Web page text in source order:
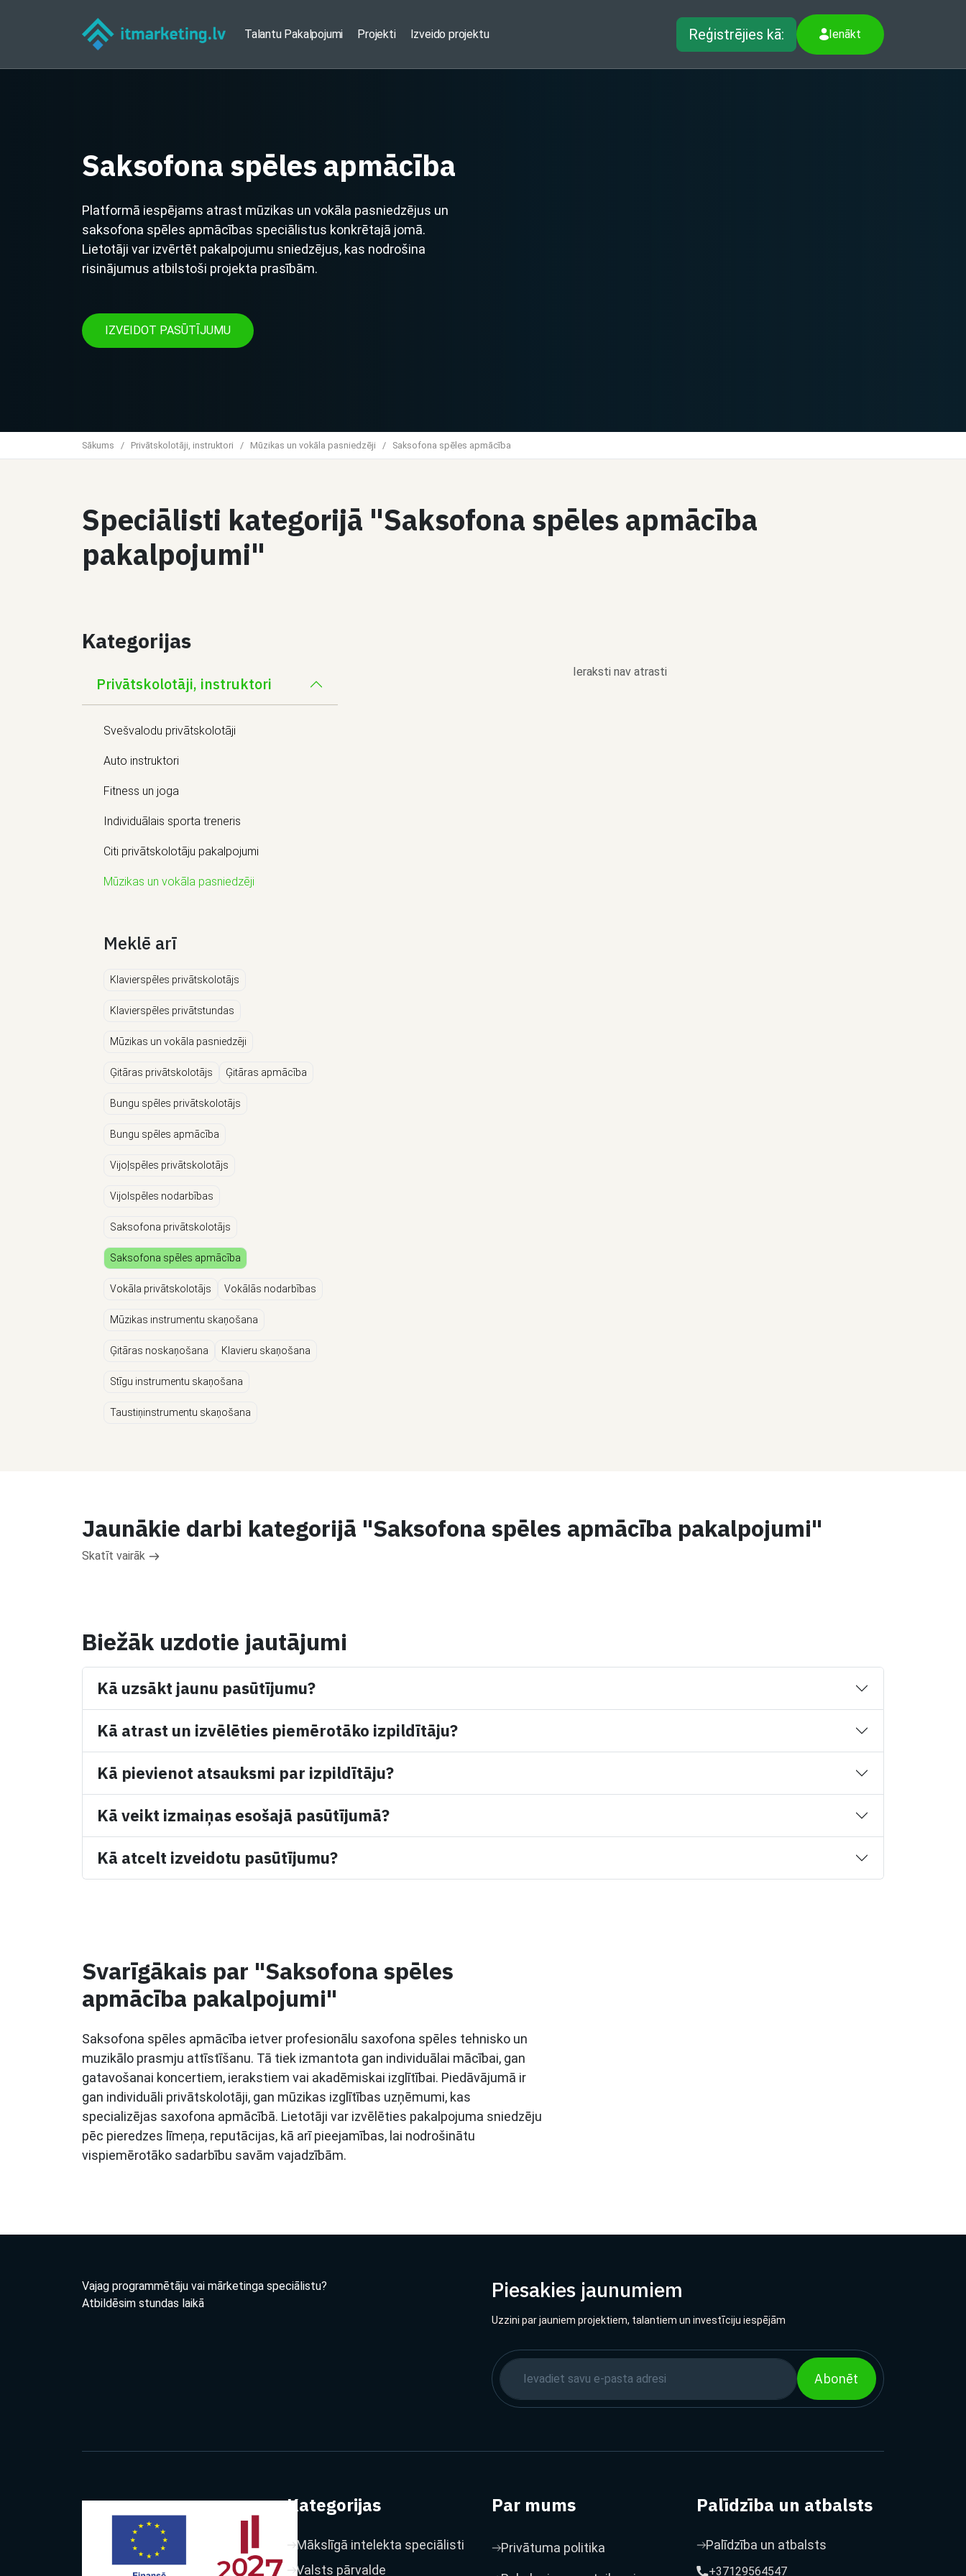
Talantu Pakalpojumi Projekti Izveido projektu Reģistrējies kā: Ienākt
Saksofona spēles apmācība
Platformā iespējams atrast mūzikas un vokāla pasniedzējus un
saksofona spēles apmācības speciālistus konkrētajā jomā.
Lietotāji var izvērtēt pakalpojumu sniedzējus, kas nodrošina
risinājumus atbilstoši projekta prasībām.
IZVEIDOT PASŪTĪJUMU
Sākums / Privātskolotāji, instruktori / Mūzikas un vokāla pasniedzēji / Saksofona spēles apmācība
Speciālisti kategorijā "Saksofona spēles apmācība
pakalpojumi"
Kategorijas
Privātskolotāji, instruktori
Svešvalodu privātskolotāji
Auto instruktori
Fitness un joga
Individuālais sporta treneris
Citi privātskolotāju pakalpojumi
Mūzikas un vokāla pasniedzēji
Meklē arī
Klavierspēles privātskolotājs
Klavierspēles privātstundas
Mūzikas un vokāla pasniedzēji
Ģitāras privātskolotājs Ģitāras apmācība
Bungu spēles privātskolotājs
Bungu spēles apmācība
Vijoļspēles privātskolotājs
Vijolspēles nodarbības
Saksofona privātskolotājs
Saksofona spēles apmācība
Vokāla privātskolotājs Vokālās nodarbības
Mūzikas instrumentu skaņošana
Ģitāras noskaņošana Klavieru skaņošana
Stīgu instrumentu skaņošana
Taustiņinstrumentu skaņošana
Ieraksti nav atrasti
Jaunākie darbi kategorijā "Saksofona spēles apmācība pakalpojumi"
Skatīt vairāk
Biežāk uzdotie jautājumi
Kā uzsākt jaunu pasūtījumu?
Kā atrast un izvēlēties piemērotāko izpildītāju?
Kā pievienot atsauksmi par izpildītāju?
Kā veikt izmaiņas esošajā pasūtījumā?
Kā atcelt izveidotu pasūtījumu?
Svarīgākais par "Saksofona spēles
apmācība pakalpojumi"
Saksofona spēles apmācība ietver profesionālu saxofona spēles tehnisko un
muzikālo prasmju attīstīšanu. Tā tiek izmantota gan individuālai mācībai, gan
gatavošanai koncertiem, ierakstiem vai akadēmiskai izglītībai. Piedāvājumā ir
gan individuāli privātskolotāji, gan mūzikas izglītības uzņēmumi, kas
specializējas saxofona apmācībā. Lietotāji var izvēlēties pakalpojuma sniedzēju
pēc pieredzes līmeņa, reputācijas, kā arī pieejamības, lai nodrošinātu
vispiemērotāko sadarbību savām vajadzībām.
Vajag programmētāju vai mārketinga speciālistu?
Atbildēsim stundas laikā
Piesakies jaunumiem
Uzzini par jauniem projektiem, talantiem un investīciju iespējām
Abonēt
Kategorijas
Mākslīgā intelekta speciālisti
Valsts pārvalde
Par mums
Privātuma politika
Palīdzība un atbalsts
Palīdzība un atbalsts
+37129564547